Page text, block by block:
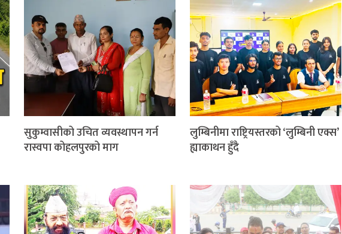
सुकुम्वासीको उचित व्यवस्थापन गर्न
रास्वपा कोहलपुरको माग
लुम्बिनीमा राष्ट्रियस्तरको ‘लुम्बिनी एक्स’
ह्याकाथन हुँदै